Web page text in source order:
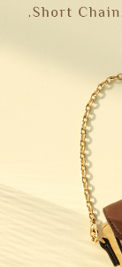
消。如遇「轉專審
2.透過簡訊連結打開
帳／街口支付／
【注意事項】
1.本服務係由「台灣
用戶於交易時，得
買賣價金債權讓與
2.基於同意付款使用
資料（包含姓名、
由本公司與您本人
3.完整用戶服務條款
付款後全家取貨
每筆NT$80，滿
付款後萊爾富取貨
每筆NT$80，滿
7-11取貨付款
每筆NT$80，滿
付款後7-11取貨
每筆NT$80，滿